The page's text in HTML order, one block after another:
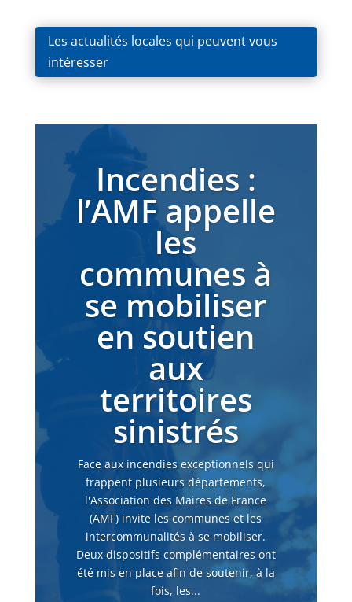
Les actualités locales qui peuvent vous
intéresser
Incendies :
l’AMF appelle
les
communes à
se mobiliser
en soutien
aux
territoires
sinistrés
Face aux incendies exceptionnels qui
frappent plusieurs départements,
l'Association des Maires de France
(AMF) invite les communes et les
intercommunalités à se mobiliser.
Deux dispositifs complémentaires ont
été mis en place afin de soutenir, à la
fois, les...